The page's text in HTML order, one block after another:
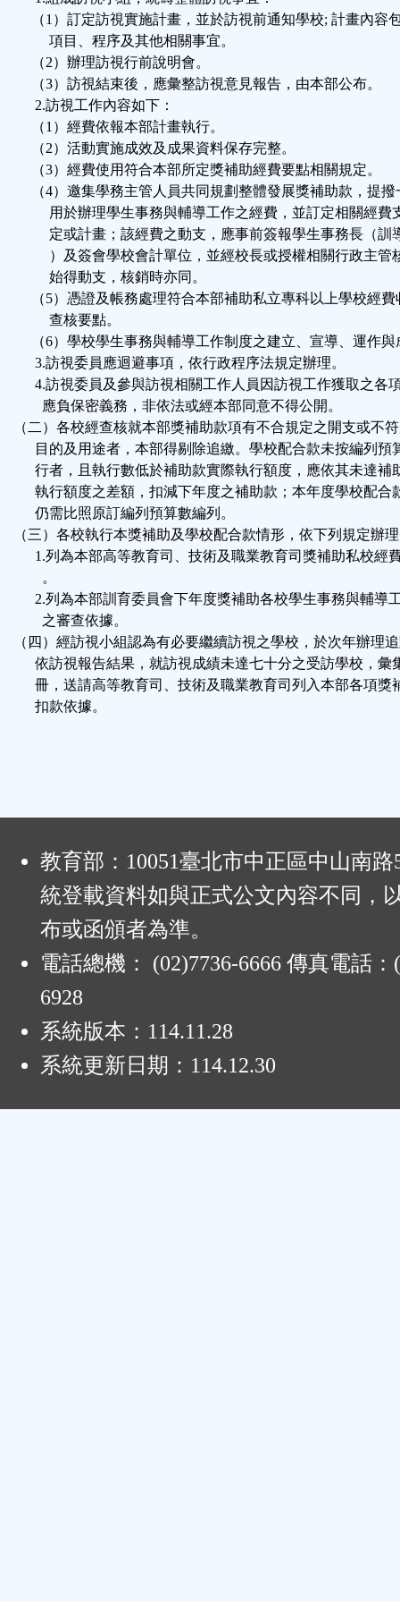
（1）訂定訪視實施計畫，並於訪視前通知學校; 計畫內容
項目、程序及其他相關事宜。
（2）辦理訪視行前說明會。
（3）訪視結束後，應彙整訪視意見報告，由本部公布。
2.訪視工作內容如下：
（1）經費依報本部計畫執行。
（2）活動實施成效及成果資料保存完整。
（3）經費使用符合本部所定獎補助經費要點相關規定。
（4）邀集學務主管人員共同規劃整體發展獎補助款，提撥
用於辦理學生事務與輔導工作之經費，並訂定相關經費
定或計畫；該經費之動支，應事前簽報學生事務長（訓
）及簽會學校會計單位，並經校長或授權相關行政主管
始得動支，核銷時亦同。
（5）憑證及帳務處理符合本部補助私立專科以上學校經費
查核要點。
（6）學校學生事務與輔導工作制度之建立、宣導、運作與
3.訪視委員應迴避事項，依行政程序法規定辦理。
4.訪視委員及參與訪視相關工作人員因訪視工作獲取之各
應負保密義務，非依法或經本部同意不得公開。
（二）各校經查核就本部獎補助款項有不合規定之開支或不
目的及用途者，本部得剔除追繳。學校配合款未按編列預
行者，且執行數低於補助款實際執行額度，應依其未達補
執行額度之差額，扣減下年度之補助款；本年度學校配合
仍需比照原訂編列預算數編列。
（三）各校執行本獎補助及學校配合款情形，依下列規定辦
1.列為本部高等教育司、技術及職業教育司獎補助私校經
。
2.列為本部訓育委員會下年度獎補助各校學生事務與輔導
之審查依據。
（四）經訪視小組認為有必要繼續訪視之學校，於次年辦理
依訪視報告結果，就訪視成績未達七十分之受訪學校，彙
冊，送請高等教育司、技術及職業教育司列入本部各項獎
扣款依據。
教育部：10051臺北市中正區中山南
統登載資料如與正式公文內容不同，
布或函頒者為準。
電話總機： (02)7736-6666 傳真電話：
6928
系統版本： 114.11.28
系統更新日期： 114.12.30